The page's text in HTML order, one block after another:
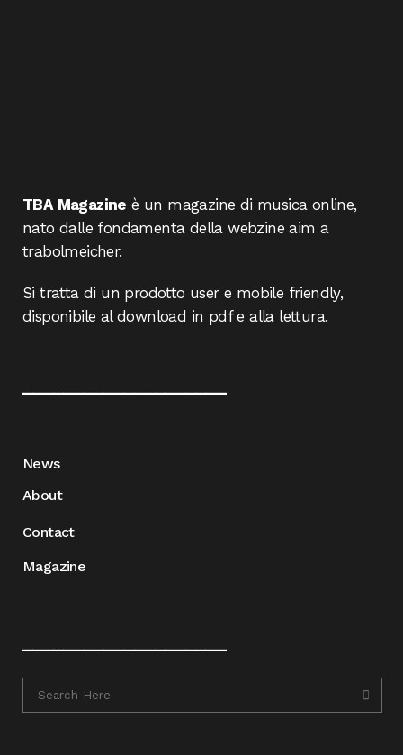
TBA Magazine è un magazine di musica online,
nato dalle fondamenta della webzine aim a
trabolmeicher.
Si tratta di un prodotto user e mobile friendly,
disponibile al download in pdf e alla lettura.
News
About
Contact
Magazine